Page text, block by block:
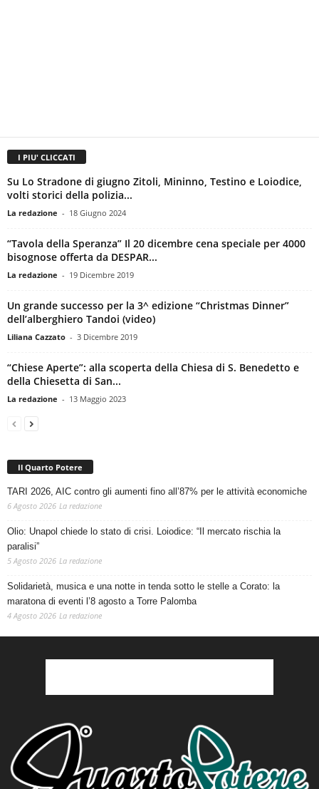
I PIU' CLICCATI
Su Lo Stradone di giugno Zitoli, Mininno, Testino e Loiodice,
volti storici della polizia...
La redazione - 18 Giugno 2024
“Tavola della Speranza” Il 20 dicembre cena speciale per 4000
bisognose offerta da DESPAR...
La redazione - 19 Dicembre 2019
Un grande successo per la 3^ edizione “Christmas Dinner”
dell’alberghiero Tandoi (video)
Liliana Cazzato - 3 Dicembre 2019
“Chiese Aperte”: alla scoperta della Chiesa di S. Benedetto e
della Chiesetta di San...
La redazione - 13 Maggio 2023
Il Quarto Potere
TARI 2026, AIC contro gli aumenti fino all’87% per le attività economiche
6 Agosto 2026 La redazione
Olio: Unapol chiede lo stato di crisi. Loiodice: “Il mercato rischia la
paralisi”
5 Agosto 2026 La redazione
Solidarietà, musica e una notte in tenda sotto le stelle a Corato: la
maratona di eventi l’8 agosto a Torre Palomba
4 Agosto 2026 La redazione